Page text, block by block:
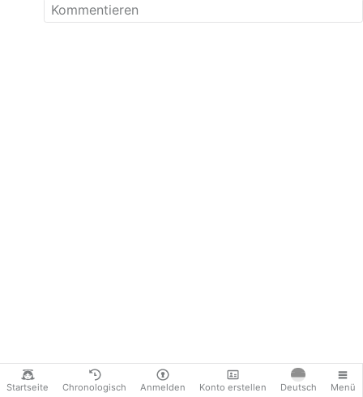
Startseite Chronologisch Anmelden Konto erstellen Deutsch Menü
automatisch übersetzt werden: